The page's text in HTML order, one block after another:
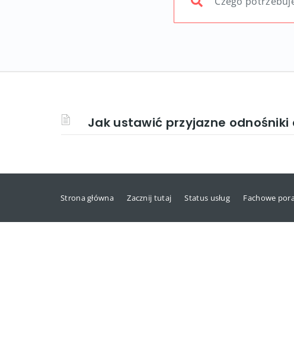
Jak ustawić przyjazne odnośniki
Strona główna Zacznij tutaj Status usług Fachowe